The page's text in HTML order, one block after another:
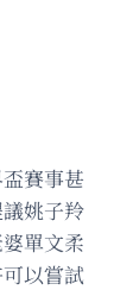
賽事甚
姚子羚
單文柔
以嘗試